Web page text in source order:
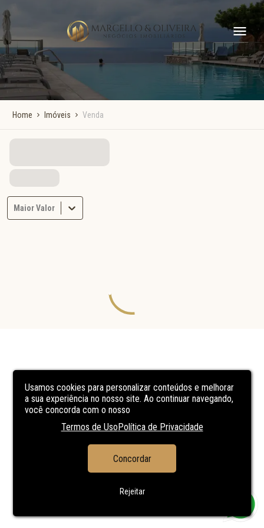
Usamos cookies para personalizar conteúdos e melhorar
a sua experiência no nosso site. Ao continuar navegando,
você concorda com o nosso
Termos de UsoPolítica de Privacidade
Concordar
Rejeitar
Home Imóveis Venda
Maior Valor